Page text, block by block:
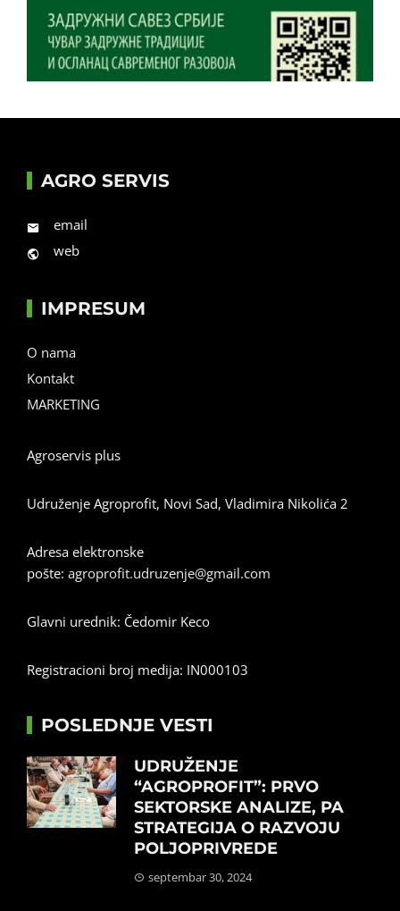
AGRO SERVIS
email
web
IMPRESUM
O nama
Kontakt
MARKETING
Agroservis plus
Udruženje Agroprofit, Novi Sad, Vladimira Nikolića 2
Adresa elektronske
pošte: agroprofit.udruzenje@gmail.com
Glavni urednik: Čedomir Keco
Registracioni broj medija: IN000103
POSLEDNJE VESTI
UDRUŽENJE
“AGROPROFIT”: PRVO
SEKTORSKE ANALIZE, PA
STRATEGIJA O RAZVOJU
POLJOPRIVREDE
septembar 30, 2024